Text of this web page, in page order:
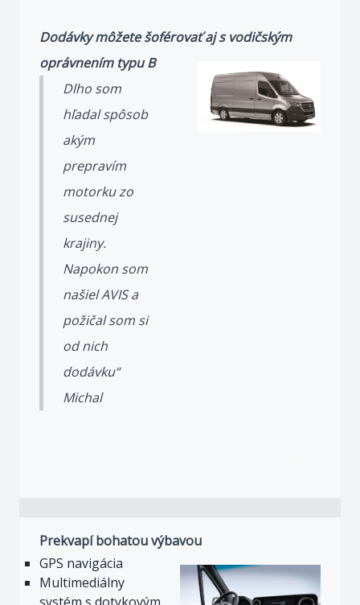
Dodávky môžete šoférovať aj s vodičským
oprávnením typu B
Dlho som
hľadal spôsob
akým
prepravím
motorku zo
susednej
krajiny.
Napokon som
našiel AVIS a
požičal som si
od nich
dodávku“
Michal
Prekvapí bohatou výbavou
GPS navigácia
Multimediálny